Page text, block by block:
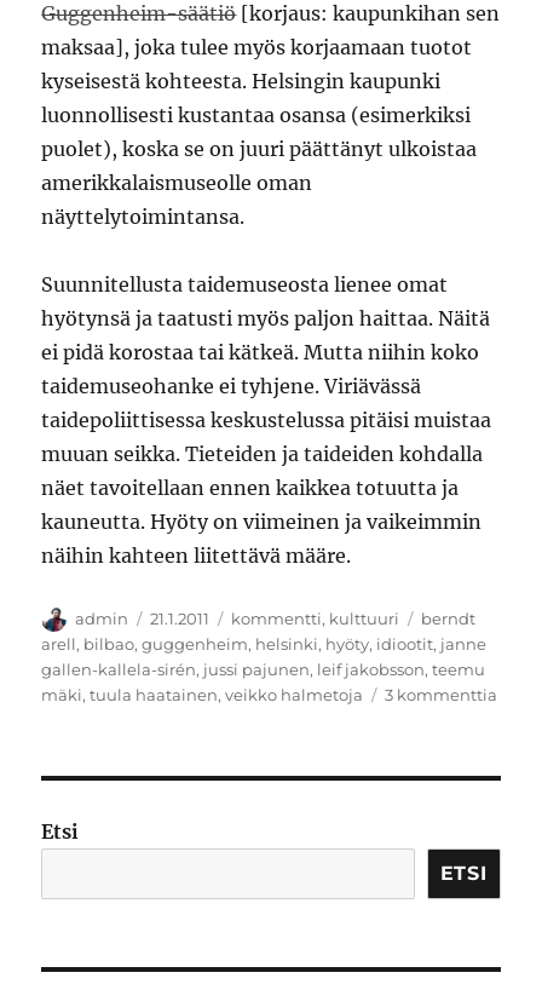
Guggenheim-säätiö[korjaus: kaupunkihan sen
maksaa], joka tulee myös korjaamaan tuotot
kyseisestä kohteesta. Helsingin kaupunki
luonnollisesti kustantaa osansa (esimerkiksi
puolet), koska se on juuri päättänyt ulkoistaa
amerikkalaismuseolle oman
näyttelytoimintansa.
Suunnitellusta taidemuseosta lienee omat
hyötynsä ja taatusti myös paljon haittaa. Näitä
ei pidä korostaa tai kätkeä. Mutta niihin koko
taidemuseohanke ei tyhjene. Viriävässä
taidepoliittisessa keskustelussa pitäisi muistaa
muuan seikka. Tieteiden ja taideiden kohdalla
näet tavoitellaan ennen kaikkea totuutta ja
kauneutta. Hyöty on viimeinen ja vaikeimmin
näihin kahteen liitettävä määre.
Kirjoittaja
admin Julkaistu
21.1.2011 Kategoriat
kommentti, kulttuuri Avainsanat
berndt
arell, bilbao,guggenheim, helsinki, hyöty, idiootit, janne
gallen-kallela-sirén, jussi pajunen, leif jakobsson,teemu
mäki,tuula haatainen,veikko halmetoja 3 kommenttia
Etsi
ETSI